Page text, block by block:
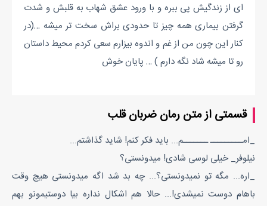
ای از زندگیش پی ببره و با ورود عشق شهاب به قلبش و شدت
گرفتن بیماری همه چیز تا حدودی براش سخت تر میشه …(در
کنار این چون من از غم و اندوه بیزارم سعی کردم محیط داستان
رو تا میشه شاد نگه دارم ) … پایان خوش
قسمتی از متن رمان ضربان قلب
_امـــــــــ ـــــــم... باید فکر کنم! شاید گذاشتم...
نیلوفر_ خیلی لوسی شادی! میدونستی؟
_اره... مگه تو نمیدونستی؟... چه بد شد اگه میدونستی هیچ وقت
باهام دوست نمیشدی!... حالا هم اشکال نداره بیا دوستیمونو بهم